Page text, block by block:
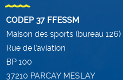
CODEP 37 FFESSM
Maison des sports (bureau 126)
Rue de l’aviation
BP 100
37210 PARCAY MESLAY